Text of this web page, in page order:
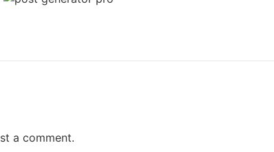
a comment.